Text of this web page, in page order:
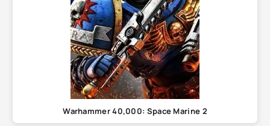
Warhammer 40,000: Space Marine 2